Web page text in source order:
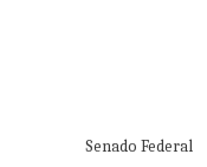
Senado Federal